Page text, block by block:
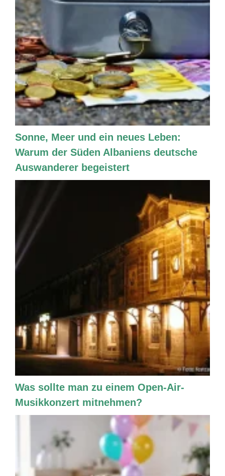
Sonne, Meer und ein neues Leben:
Warum der Süden Albaniens deutsche
Auswanderer begeistert
Was sollte man zu einem Open-Air-
Musikkonzert mitnehmen?